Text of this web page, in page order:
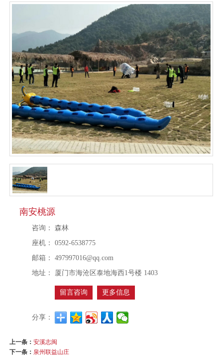
南安桃源
咨询：
森林
座机：
0592-6538775
邮箱：
497997016@qq.com
地址：
厦门市海沧区泰地海西1号楼 1403
留言咨询 更多信息
分享：
上一条：安溪志闽
下一条： 泉州联益山庄